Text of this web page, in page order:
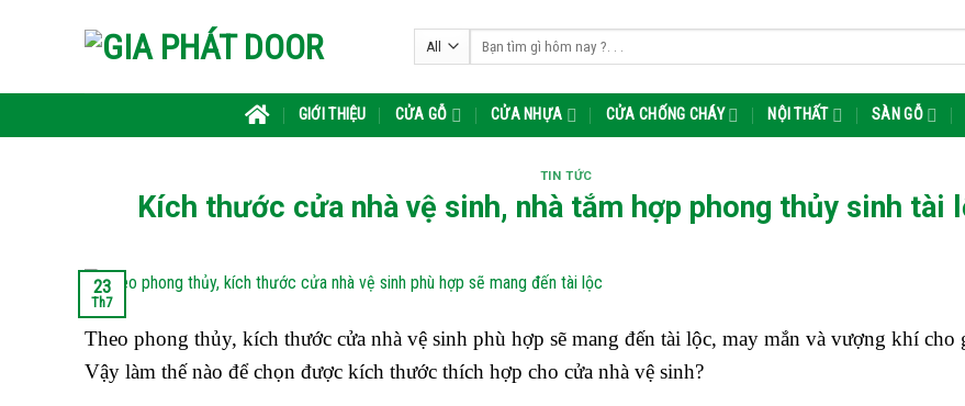
kiếm:
GIỚI THIỆU CỬA GỖ CỬA NHỰA CỬA CHỐNG CHÁY NỘI THẤT SÀN GỖ
TIN TỨC
Kích thước cửa nhà vệ sinh, nhà tắm hợp phong thủy sinh tài
23
Th7
Theo phong thủy, kích thước cửa nhà vệ sinh phù hợp sẽ mang đến tài lộc, may mắn và vượng khí cho
Vậy làm thế nào để chọn được kích thước thích hợp cho cửa nhà vệ sinh?